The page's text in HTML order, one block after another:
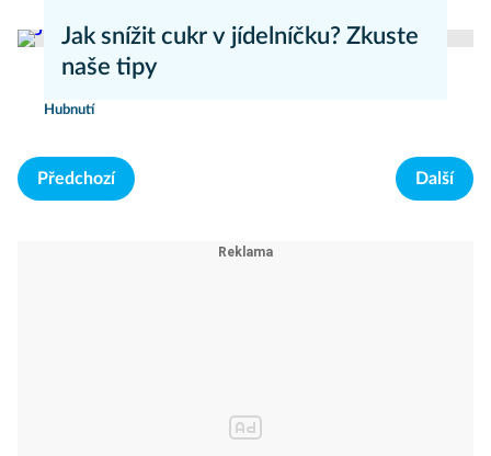
Jak snížit cukr v jídelníčku? Zkuste
naše tipy
Hubnutí
Předchozí Další